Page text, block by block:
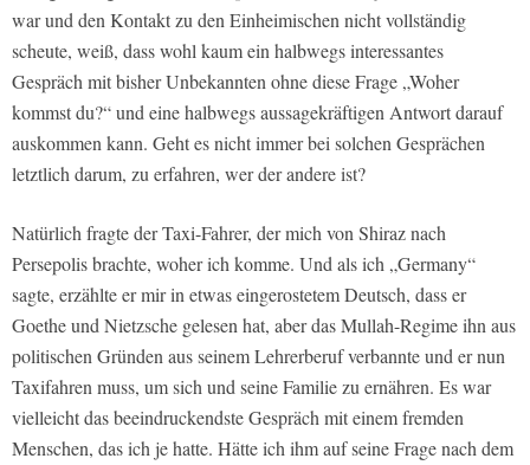
war und den Kontakt zu den Einheimischen nicht vollständig
scheute, weiß, dass wohl kaum ein halbwegs interessantes
Gespräch mit bisher Unbekannten ohne diese Frage „Woher
kommst du?“ und eine halbwegs aussagekräftigen Antwort darauf
auskommen kann. Geht es nicht immer bei solchen Gesprächen
letztlich darum, zu erfahren, wer der andere ist?
Natürlich fragte der Taxi-Fahrer, der mich von Shiraz nach
Persepolis brachte, woher ich komme. Und als ich „Germany“
sagte, erzählte er mir in etwas eingerostetem Deutsch, dass er
Goethe und Nietzsche gelesen hat, aber das Mullah-Regime ihn aus
politischen Gründen aus seinem Lehrerberuf verbannte und er nun
Taxifahren muss, um sich und seine Familie zu ernähren. Es war
vielleicht das beeindruckendste Gespräch mit einem fremden
Menschen, das ich je hatte. Hätte ich ihm auf seine Frage nach dem